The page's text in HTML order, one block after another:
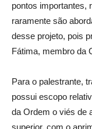
pontos importantes,
raramente são
desse projeto, pois
Fátima, membro da
Para o palestrante,
possui escopo
da Ordem o viés de
superior, com o